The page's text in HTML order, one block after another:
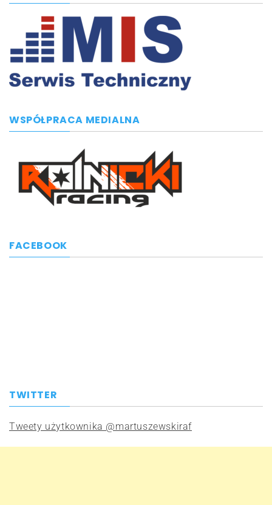
WSPÓŁPRACA MEDIALNA
FACEBOOK
TWITTER
Tweety użytkownika @martuszewskiraf